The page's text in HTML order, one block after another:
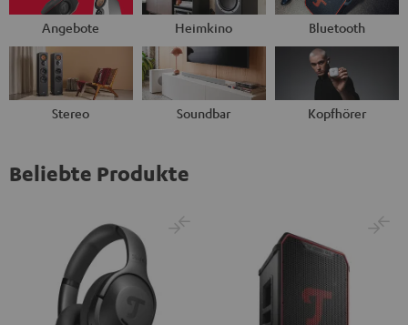
Angebote Heimkino Bluetooth
Stereo Soundbar Kopfhörer
Beliebte Produkte